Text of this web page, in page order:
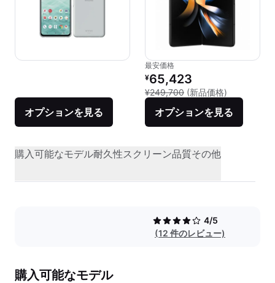
オプションを見る
最安価格
リファービッシュ品の価格：
¥65,423
¥249,700 (新品価格)
オプションを見る
購入可能なモデル耐久性スクリーン品質その他
4/5
(12 件のレビュー)
購入可能なモデル